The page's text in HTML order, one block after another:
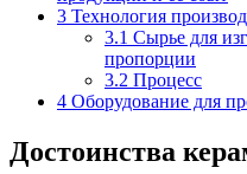
3 Технология
3.1 Сырье для
пропорции
3.2 Процесс
4 Оборудование для
Достоинства